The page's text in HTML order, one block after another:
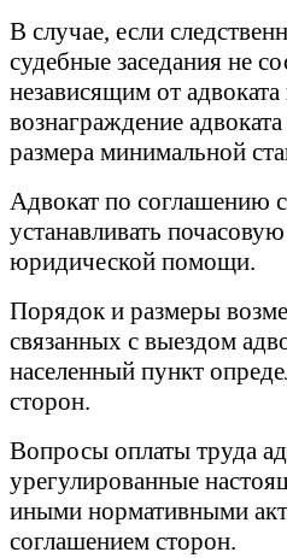
В случае, если
судебные заседания не
независящим от
вознаграждение
размера минимальной
Адвокат по соглашению
устанавливать
юридической помощи.
Порядок и размеры
связанных с выездом
населенный пункт
сторон.
Вопросы оплаты труда
урегулированные
иными нормативными
соглашением сторон.